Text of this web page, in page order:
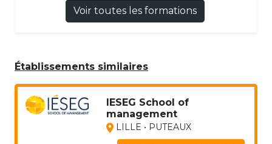
Voir toutes les formations
Établissements similaires
IESEG School of
management
LILLE • PUTEAUX